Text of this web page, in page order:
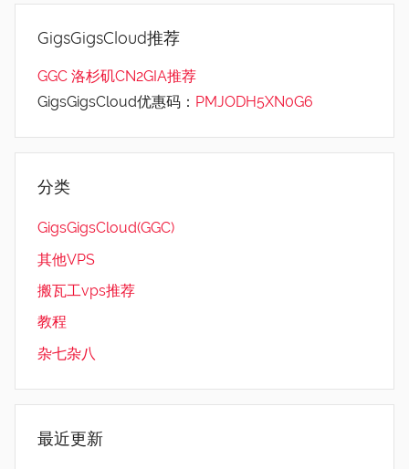
GigsGigsCloud推荐
GGC 洛杉矶CN2GIA推荐
GigsGigsCloud优惠码： PMJODH5XN0G6
分类
GigsGigsCloud(GGC)
其他VPS
搬瓦工vps推荐
教程
杂七杂八
最近更新